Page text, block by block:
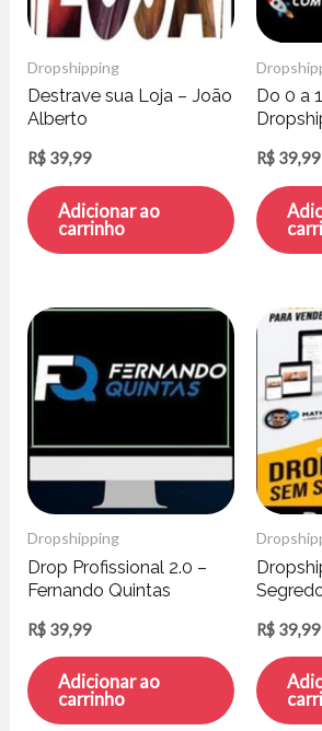
Dropshipping
Destrave sua Loja – João
Alberto
R$ 39,99
Adicionar ao
carrinho
Do 0 a
R$ 39,99
Dropshipping
Drop Profissional 2.0 –
Fernando Quintas
R$ 39,99
Adicionar ao
carrinho
R$ 39,99